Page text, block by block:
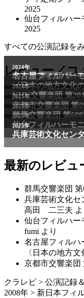
2025
仙台フィルハー
2025
すべての公演記録を
レビュー／
2011年
NHK交響楽団 第
2024年
名古屋フィルハー
〈日本の地方文化の
2024年
NHK交響楽団 第
2025年
京都市交響楽団 第
2025年
群馬交響楽団 第
2025年
仙台フィルハーモ
2025年
兵庫芸術文化セン
最新のレビュ
群馬交響楽団
兵庫芸術文化セ
高田 二三夫 よ
仙台フィルハー
fumi より
名古屋フィルハ
〈日本の地方文
京都市交響楽団
クラレビ > 公演記録
2008年 > 新日本フィ